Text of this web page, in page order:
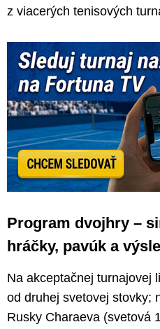
z viacerých tenisových
Program dvojhry –
hráčky, pavúk a
Na akceptačnej turnajovej
od druhej svetovej stovky;
Rusky Charaeva (svetová